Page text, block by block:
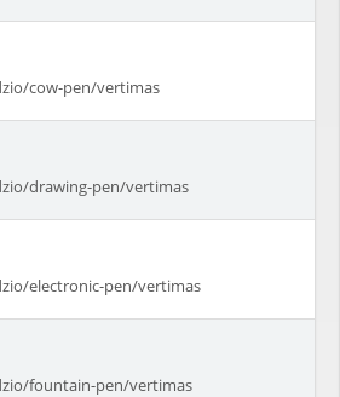
cow-pen/vertimas
drawing-pen/vertimas
electronic-pen/vertimas
fountain-pen/vertimas